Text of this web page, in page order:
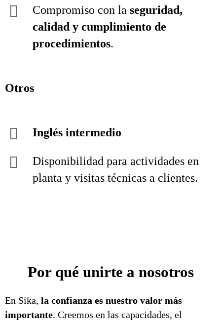
Compromiso con la seguridad,
calidad y cumplimiento de
procedimientos.
Otros
Inglés intermedio
Disponibilidad para actividades en
planta y visitas técnicas a clientes.
Por qué unirte a nosotros
En Sika, la confianza es nuestro valor más
importante. Creemos en las capacidades, el